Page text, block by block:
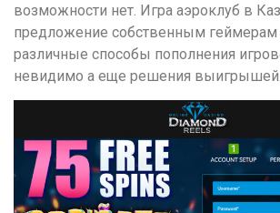
возможности нет. Игра аэроклуб в
предложение собственным
различные способы пополнения
невидимо а еще решения выигрышей.